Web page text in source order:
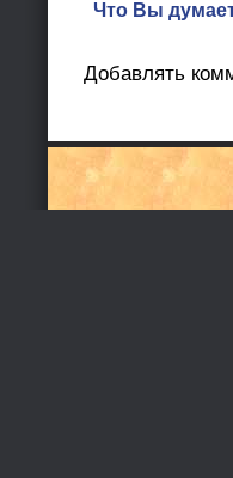
Что Вы
Добавлять